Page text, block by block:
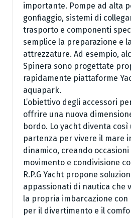
importante. Pompe ad alta
gonfiaggio, sistemi di
trasporto e componenti
semplice la preparazione e
attrezzature. Ad esempio,
Spinera sono progettate
rapidamente piattaforme
aquapark.
L’obiettivo degli accessori
offrire una nuova
bordo. Lo yacht diventa così
partenza per vivere il mare
dinamico, creando occasioni
movimento e condivisione
R.P.G Yacht propone
appassionati di nautica che
la propria imbarcazione
per il divertimento e il